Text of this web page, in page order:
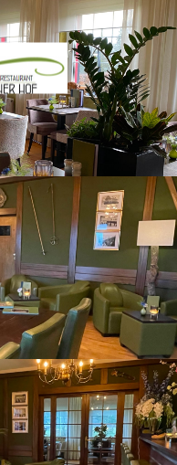
BAR
hotelbar of neem
en klets gezellig bij
Een koel getapt
met slagroom?
u bent hier van harte
t/m maandag van